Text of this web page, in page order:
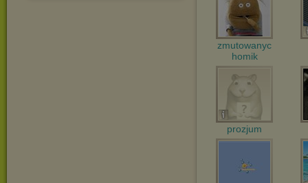
zmutowanyc
homik
prozjum